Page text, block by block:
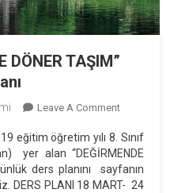
DÖNER TAŞIM”
Leave A CommentOn
Sınıf
DÖNER
eğitim öğretim yılı 8. Sınıf
yer alan “DEĞİRMENDE
ders planını sayfanın
DERS PLANI 18 MART- 24